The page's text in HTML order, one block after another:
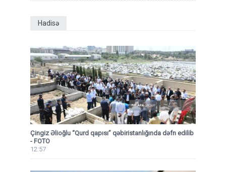
Hadisə
Çingiz Əlioğlu “Qurd qapısı” qəbiristanlığında dəfn edilib
- FOTO
12:57